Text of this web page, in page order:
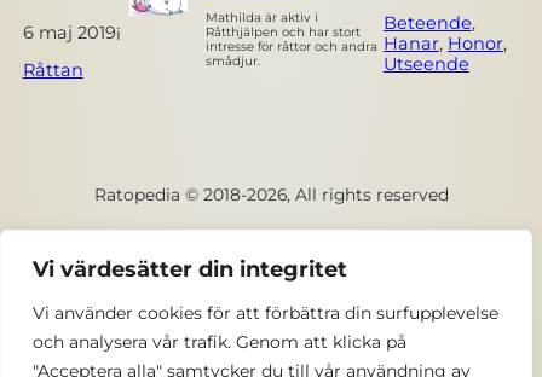
Vi värdesätter din integritet
Vi använder cookies för att förbättra din surfupplevelse
och analysera vår trafik. Genom att klicka på
"Acceptera alla" samtycker du till vår användning av
6 maj 2019i
Råttan
Mathilda är aktiv i
Råtthjälpen och har stort
intresse för råttor och andra
smådjur.
Beteende ,
Hanar, Honor,
Utseende
Ratopedia © 2018-2026, All rights reserved
Facebook
Kontakta oss
Privacy och integritetspolicy